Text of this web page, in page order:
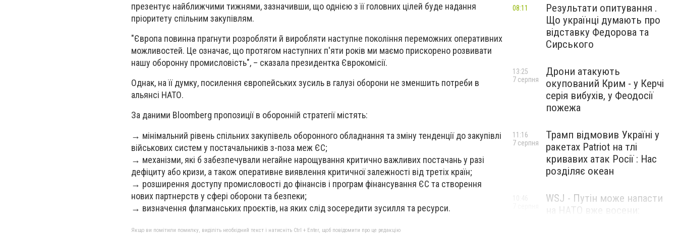
презентує найближчими тижнями, зазначивши, що однією з її головних цілей буде надання
пріоритету спільним закупівлям.
"Європа повинна прагнути розробляти й виробляти наступне покоління переможних оперативних
можливостей. Це означає, що протягом наступних п'яти років ми маємо прискорено розвивати
нашу оборонну промисловість", – сказала президентка Єврокомісії.
Однак, на її думку, посилення європейських зусиль в галузі оборони не зменшить потреби в
альянсі НАТО.
За даними Bloomberg пропозиції в оборонній стратегії містять:
→ мінімальний рівень спільних закупівель оборонного обладнання та зміну тенденції до закупівлі
військових систем у постачальників з-поза меж ЄС;
→ механізми, які б забезпечували негайне нарощування критично важливих постачань у разі
дефіциту або кризи, а також оперативне виявлення критичної залежності від третіх країн;
→ розширення доступу промисловості до фінансів і програм фінансування ЄС та створення
нових партнерств у сфері оборони та безпеки;
→ визначення флагманських проєктів, на яких слід зосередити зусилля та ресурси.
Якщо ви помітили помилку, виділіть необхідний текст і натисніть Ctrl + Enter, щоб повідомити про це редакцію
Результати опитування .
Що українці думають про
відставку Федорова та
Сирського
08:11
Дрони атакують
окупований Крим - у Керчі
серія вибухів, у Феодосії
пожежа
13:25
7 серпня
Трамп відмовив Україні у
ракетах Patriot на тлі
кривавих атак Росії : Нас
розділяє океан
11:16
7 серпня
WSJ - Путін може напасти
на НАТО вже восени: